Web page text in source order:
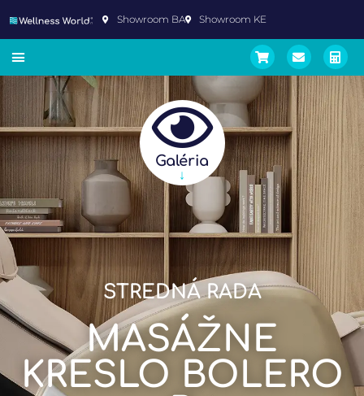
Showroom BA Showroom KE
Galéria
↓
STREDNÁ RADA
MASÁŽNE
KRESLO BOLERO